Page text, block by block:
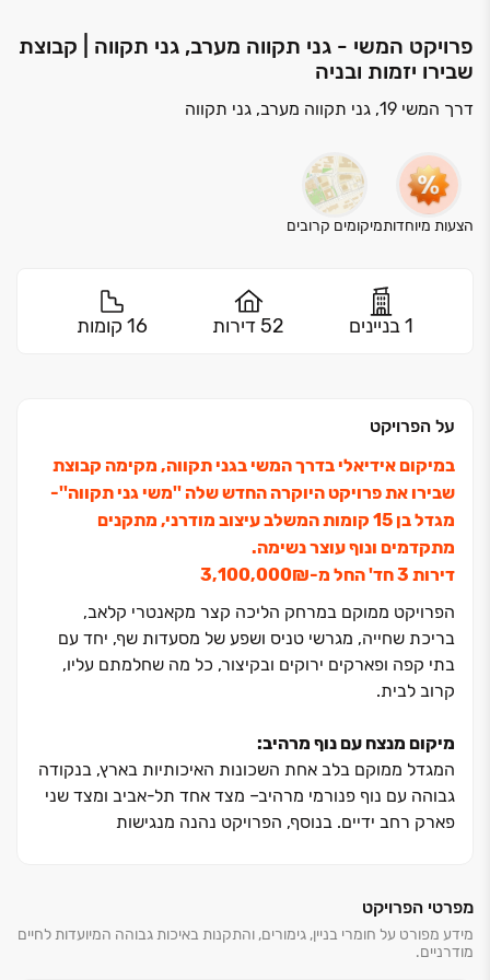
פרויקט המשי - גני תקווה מערב, גני תקווה | קבוצת
שבירו יזמות ובניה
דרך המשי 19, גני תקווה מערב, גני תקווה
הצעות מיוחדותמיקומים קרובים
1 בניינים 52 דירות 16 קומות
על הפרויקט
במיקום אידיאלי בדרך המשי בגני תקווה, מקימה קבוצת
שבירו את פרויקט היוקרה החדש שלה ''משי גני תקווה''-
מגדל בן ‏15 קומות המשלב עיצוב מודרני, מתקנים
מתקדמים ונוף עוצר נשימה.
דירות ‏3 חד' החל מ-‏₪‏3,100,000
הפרויקט ממוקם במרחק הליכה קצר מקאנטרי קלאב,
בריכת שחייה, מגרשי טניס ושפע של מסעדות שף, יחד עם
בתי קפה ופארקים ירוקים ובקיצור, כל מה שחלמתם עליו,
קרוב לבית.
מיקום מנצח עם נוף מרהיב:
המגדל ממוקם בלב אחת השכונות האיכותיות בארץ, בנקודה
גבוהה עם נוף פנורמי מרהיב‏– מצד אחד תל-אביב ומצד שני
פארק רחב ידיים. בנוסף, הפרויקט נהנה מנגישות
חיי משפחה, תרבות ופנאי ‏– מוסדות חינוך מצוינים, פארקים
ירוקים, מסעדות, פאבים, סופרים, תחבורה ציבורית ועוד.
תושבי השכונה נהנים מנוחות מקסימלית ושילוב מופלא בין
מפרטי הפרויקט
מידע מפורט על חומרי בניין, גימורים, והתקנות באיכות גבוהה המיועדות לחיים
מודרניים.